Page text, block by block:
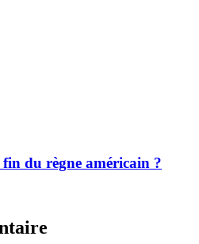
du règne américain ?